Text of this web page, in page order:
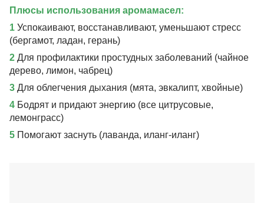
Плюсы использования аромамасел:
1 Успокаивают, восстанавливают, уменьшают стресс
(бергамот, ладан, герань)
2 Для профилактики простудных заболеваний (чайное
дерево, лимон, чабрец)
3 Для облегчения дыхания (мята, эвкалипт, хвойные)
4 Бодрят и придают энергию (все цитрусовые,
лемонграсс)
5 Помогают заснуть (лаванда, иланг-иланг)